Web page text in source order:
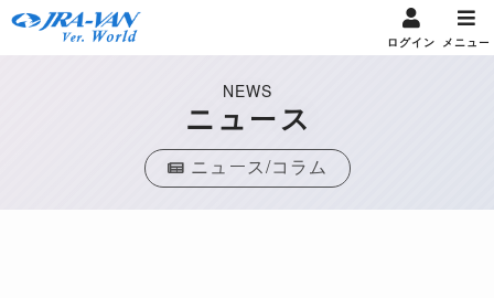
ログイン メニュー
NEWS
ニュース
ニュース/コラム